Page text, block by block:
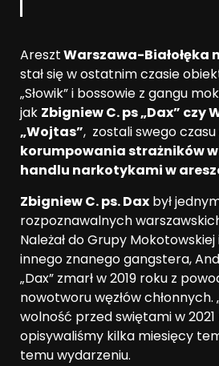
AresztWarszawa-Białołęka
stał się w ostatnim czasie
„Słowik” i bossowie z gangu
jak Zbigniew C. ps „Dax” czy
„Wojtas”, zostali swego
korumpowania strażników
handlu narkotykami w
Zbigniew C. ps. Dax był
rozpoznawalnych
Należał do Grupy
innego znanego gangstera,
„Dax” zmarł w 2019 roku z
nowotworu węzłów chłonnych.
wolność przed swiętami w
opisywaliśmy kilka miesięcy
temu wydarzeniu.